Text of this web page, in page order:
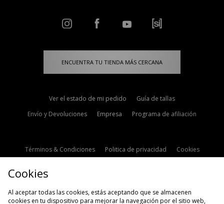
ENCUENTRA TU TIENDA MÁS CERCANA
Ver el estado de mi pedido
Guía de tallas
Envío y Devoluciones
Empresa Programa de afiliación
Términos & Condiciones Politica de privacidad
Cookies
Cookies
Al aceptar todas las cookies, estás aceptando que se almacenen
cookies en tu dispositivo para mejorar la navegación por el sitio web,